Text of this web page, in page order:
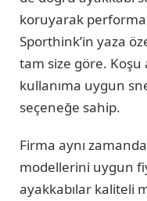
koruyarak
Sporthink’in yaza
tam size göre. Koşu
kullanıma uygun
seçeneğe sahip.
Firma aynı
modellerini uygun
ayakkabılar kaliteli